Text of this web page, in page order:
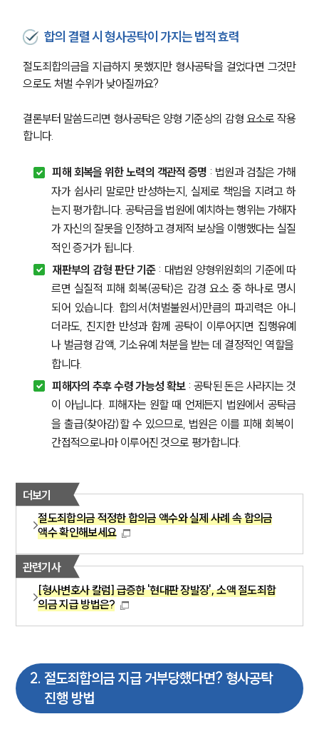
합의 결렬 시 형사공탁이 가지는 법적 효력
절도죄합의금을 지급하지 못했지만 형사공탁을 걸었다면 그것만
으로도 처벌 수위가 낮아질까요?
결론부터 말씀드리면 형사공탁은 양형 기준상의 감형 요소로 작용
합니다.
피해 회복을 위한 노력의 객관적 증명 : 법원과 검찰은 가해
자가 쉽사리 말로만 반성하는지, 실제로 책임을 지려고 하
는지 평가합니다. 공탁금을 법원에 예치하는 행위는 가해자
가 자신의 잘못을 인정하고 경제적 보상을 이행했다는 실질
적인 증거가 됩니다.
재판부의 감형 판단 기준 : 대법원 양형위원회의 기준에 따
르면 실질적 피해 회복(공탁)은 감경 요소 중 하나로 명시
되어 있습니다. 합의서(처벌불원서)만큼의 파괴력은 아니
더라도, 진지한 반성과 함께 공탁이 이루어지면 집행유예
나 벌금형 감액, 기소유예 처분을 받는 데 결정적인 역할을
합니다.
피해자의 추후 수령 가능성 확보 : 공탁된 돈은 사라지는 것
이 아닙니다. 피해자는 원할 때 언제든지 법원에서 공탁금
을 출급(찾아감)할 수 있으므로, 법원은 이를 피해 회복이
간접적으로나마 이루어진 것으로 평가합니다.
더보기
절도죄합의금 적정한 합의금 액수와 실제 사례 속 합의금
액수 확인해보세요
관련기사
[형사변호사 칼럼] 급증한 '현대판 장발장', 소액 절도죄합
의금 지급 방법은?
2. 절도죄합의금 지급 거부당했다면? 형사공탁
진행 방법